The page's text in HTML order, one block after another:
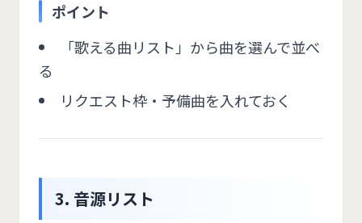
ポイント
「歌える曲リスト」から曲を選んで並べ
る
リクエスト枠・予備曲を入れておく
3. 音源リスト